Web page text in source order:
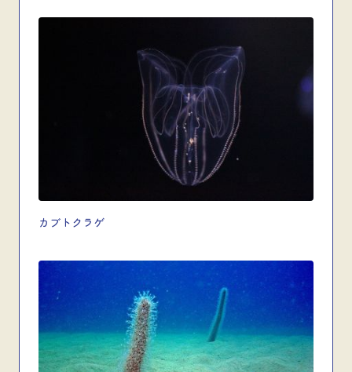
カブトクラゲ